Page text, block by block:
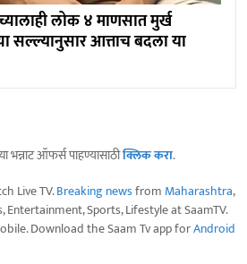
लोक ४ माणसात मुर्ख
सल्ल्यानुसार आत्ताच बदला या
भन्नाट ऑफर्स पाहण्यासाठीक्लिक करा.
Live TV.Breaking newsfrom Maharashtra,
Entertainment, Sports, Lifestyle at SaamTV.
Download the Saam Tv app forAndroid